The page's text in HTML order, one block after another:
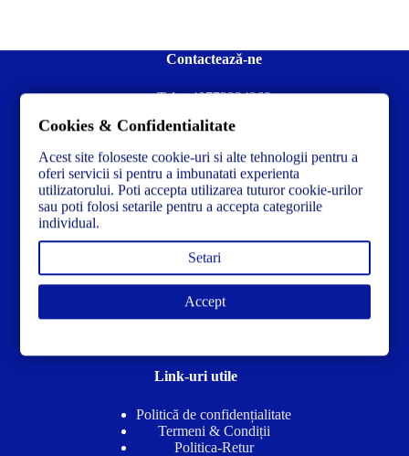
Contactează-ne
Tel:+40772234268
Ai nevoie de ajutor sau ai întrebări?
Contacteză-ne la:✉️contact@concrete-forma.com
Str. Dacia Nr 12 Ineu, Arad 315300 Romania
Link-uri utile
Politică de confidențialitate
Termeni & Condiții
Politica-Retur
Cookies & Confidentialitate
Acest site foloseste cookie-uri si alte tehnologii pentru a
oferi servicii si pentru a imbunatati experienta
utilizatorului. Poti accepta utilizarea tuturor cookie-urilor
sau poti folosi setarile pentru a accepta categoriile
individual.
Setari
Accept